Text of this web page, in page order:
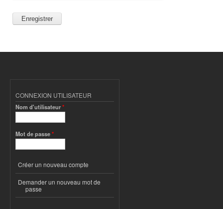
CONNEXION UTILISATEUR
Nom d'utilisateur*
Mot de passe*
Créer un nouveau compte
Demander un nouveau mot de
passe